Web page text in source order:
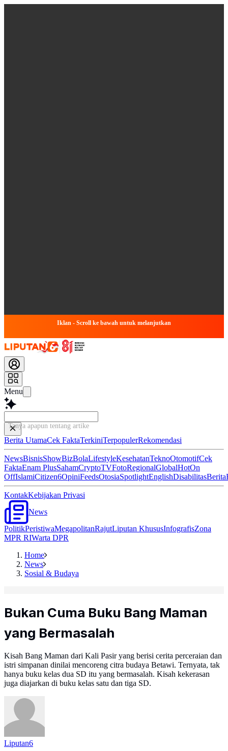
Iklan - Scroll ke bawah untuk melanjutkan
Menu
Tanya apapun tentang artikel ini.
Berita UtamaCek FaktaTerkiniTerpopulerRekomendasi
NewsBisnisShowBizBolaLifestyleKesehatanTeknoOtomotifCek
FaktaEnam PlusSahamCryptoTVFotoRegionalGlobalHotOn
OffIslamiCitizen6OpiniFeedsOtosiaSpotlightEnglishDisabilitasBerita
KontakKebijakan Privasi
News
PolitikPeristiwaMegapolitanRajutLiputan KhususInfografisZona
MPR RIWarta DPR
Home
News
Sosial & Budaya
Bukan Cuma Buku Bang Maman
yang Bermasalah
Kisah Bang Maman dari Kali Pasir yang berisi cerita perceraian dan
istri simpanan dinilai mencoreng citra budaya Betawi. Ternyata, tak
hanya buku kelas dua SD itu yang bermasalah. Kisah kekerasan
juga diajarkan di buku kelas satu dan tiga SD.
Liputan6